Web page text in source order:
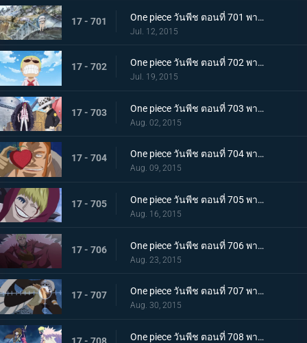
17 - 701 One piece วันพีช ตอนที่ 701 พากย์ไทย ความทรงจำที่แสนเศร้า! ลอว์ เด็กชายจากเมืองสีขาว!
Jul. 12, 2015
17 - 702 One piece วันพีช ตอนที่ 702 พากย์ไทย เผ่ามังกรฟ้า! อดีตที่ยิ่งใหญ่ของดอฟฟี่!
Jul. 19, 2015
17 - 703 One piece วันพีช ตอนที่ 703 พากย์ไทย เส้นทางที่ยากลำบาก! การเดินทางเพื่อชีวิตของลอว์และโคราซอน!
Aug. 02, 2015
17 - 704 One piece วันพีช ตอนที่ 704 พากย์ไทย เวลาเหลือน้อยแล้ว! ชิงผล โอเปะ โอเปะ มาให้ได้!
Aug. 09, 2015
17 - 705 One piece วันพีช ตอนที่ 705 พากย์ไทย ยามเมื่อต้องทำใจ! รอยยิ้มอำลาของโคราซอน!
Aug. 16, 2015
17 - 706 One piece วันพีช ตอนที่ 706 พากย์ไทย ไปซะ ลอว์! การต่อสู้ครั้งสุดท้ายของชายผู้อ่อนโยน!
Aug. 23, 2015
17 - 707 One piece วันพีช ตอนที่ 707 พากย์ไทย ไปสู่อิสระ! ลอว์ระเบิดอินเจ็กชันช็อต!!
Aug. 30, 2015
17 - 708 One piece วันพีช ตอนที่ 708 พากย์ไทย การต่อสู้ที่ดุเดือด!!! ลอว์ ปะทะ โดฟลามิงโก้!